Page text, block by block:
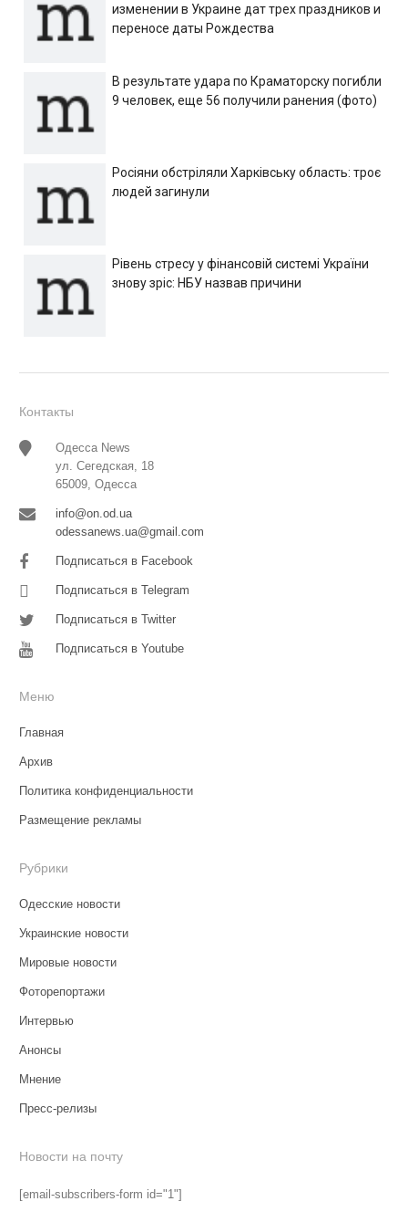
изменении в Украине дат трех праздников и
переносе даты Рождества
В результате удара по Краматорску погибли
9 человек, еще 56 получили ранения (фото)
Росіяни обстріляли Харківську область: троє
людей загинули
Рівень стресу у фінансовій системі України
знову зріс: НБУ назвав причини
Контакты
Одесса News
ул. Сегедская, 18
65009, Одесса
info@on.od.ua
odessanews.ua@gmail.com
Подписаться в Facebook
Подписаться в Telegram
Подписаться в Twitter
Подписаться в Youtube
Меню
Главная
Архив
Политика конфиденциальности
Размещение рекламы
Рубрики
Одесские новости
Украинские новости
Мировые новости
Фоторепортажи
Интервью
Анонсы
Мнение
Пресс-релизы
Новости на почту
[email-subscribers-form id="1"]